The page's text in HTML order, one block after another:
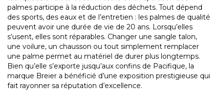
palmes participe à la réduction des déchets. Tout dépend
des sports, des eaux et de l’entretien : les palmes de qualité
peuvent avoir une durée de vie de 20 ans. Lorsqu’elles
s‘usent, elles sont réparables. Changer une sangle talon,
une voilure, un chausson ou tout simplement remplacer
une palme permet au matériel de durer plus longtemps.
Bien qu’elle s’exporte jusqu’aux confins de Pacifique, la
marque Breier a bénéficié d’une exposition prestigieuse qui
fait rayonner sa réputation d’excellence.